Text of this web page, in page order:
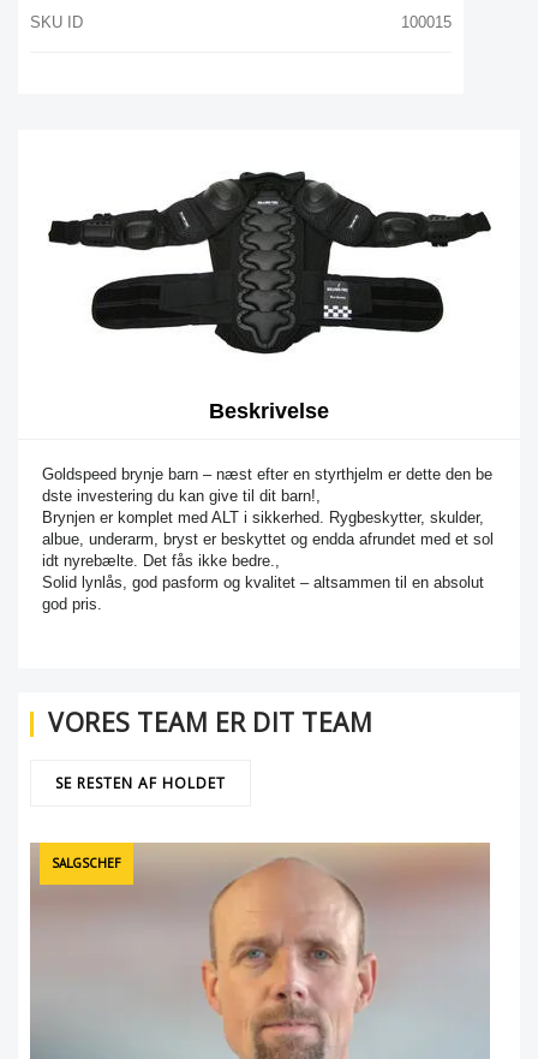
SKU ID 100015
Beskrivelse
Goldspeed brynje barn – næst efter en styrthjelm er dette den be
dste investering du kan give til dit barn!,
Brynjen er komplet med ALT i sikkerhed. Rygbeskytter, skulder,
albue, underarm, bryst er beskyttet og endda afrundet med et sol
idt nyrebælte. Det fås ikke bedre.,
Solid lynlås, god pasform og kvalitet – altsammen til en absolut
god pris.
VORES TEAM ER DIT TEAM
SE RESTEN AF HOLDET
SALGSCHEF